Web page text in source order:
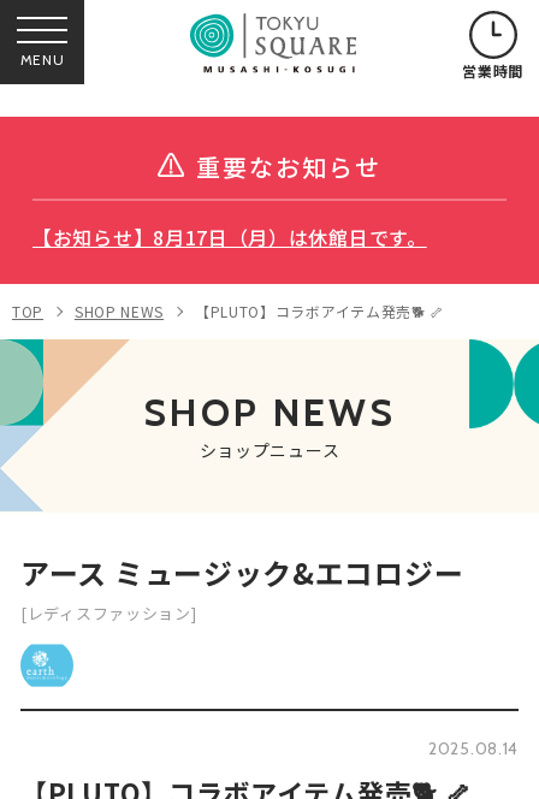
MENU 営業時間
重要なお知らせ
【お知らせ】8月17日（月）は休館日です。
TOP SHOP NEWS 【PLUTO】コラボアイテム発売🐕 🦴
SHOP NEWS
ショップニュース
アース ミュージック&エコロジー
[レディスファッション]
2025.08.14